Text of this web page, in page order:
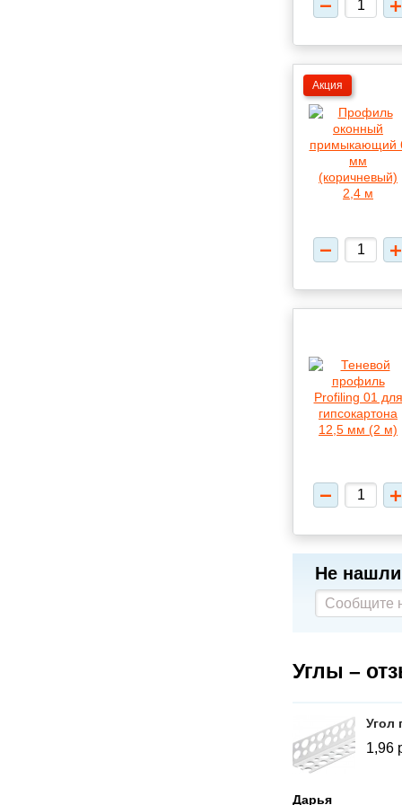
Акция
Не нашли
Углы –
Угол
1,96
Дарья